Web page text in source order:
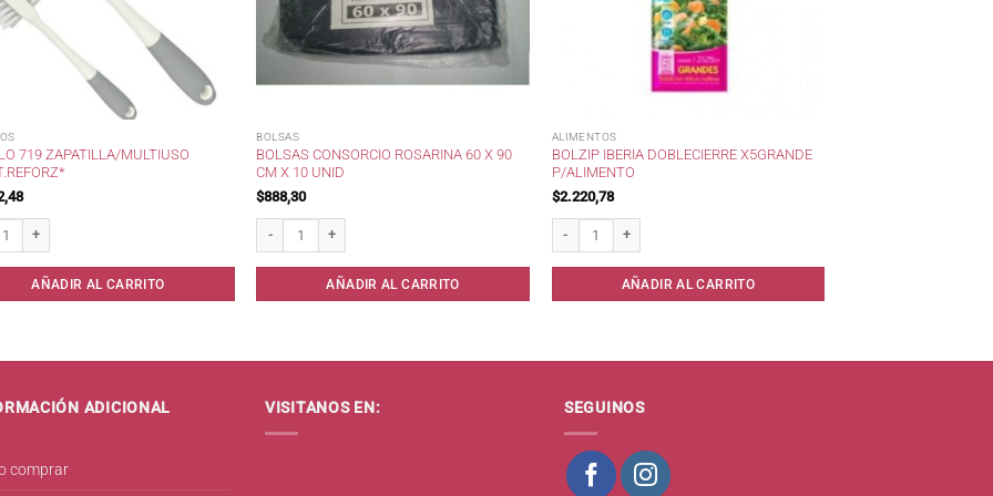
719 ZAPATILLA/MULTIUSO
AÑADIR AL CARRITO
BOLSAS
BOLSAS CONSORCIO ROSARINA 60 X 90
CM X 10 UNID
$888,30
AÑADIR AL CARRITO
ALIMENTOS
BOLZIP IBERIA DOBLECIERRE X5GRANDE
P/ALIMENTO
$2.220,78
AÑADIR AL CARRITO
ADICIONAL
comprar
VISITANOS EN: SEGUINOS